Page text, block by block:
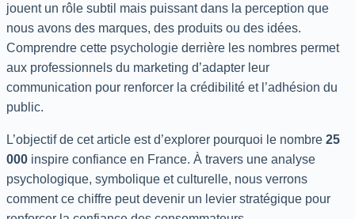
jouent un rôle subtil mais puissant dans la perception que
nous avons des marques, des produits ou des idées.
Comprendre cette psychologie derrière les nombres permet
aux professionnels du marketing d’adapter leur
communication pour renforcer la crédibilité et l’adhésion du
public.
L’objectif de cet article est d’explorer pourquoi le nombre 25
000 inspire confiance en France. À travers une analyse
psychologique, symbolique et culturelle, nous verrons
comment ce chiffre peut devenir un levier stratégique pour